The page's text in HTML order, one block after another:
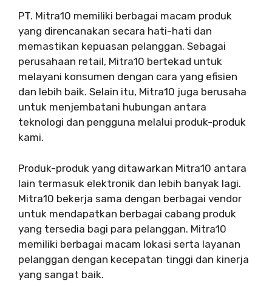
PT. Mitra10 memiliki berbagai macam produk
yang direncanakan secara hati-hati dan
memastikan kepuasan pelanggan. Sebagai
perusahaan retail, Mitra10 bertekad untuk
melayani konsumen dengan cara yang efisien
dan lebih baik. Selain itu, Mitra10 juga berusaha
untuk menjembatani hubungan antara
teknologi dan pengguna melalui produk-produk
kami.
Produk-produk yang ditawarkan Mitra10 antara
lain termasuk elektronik dan lebih banyak lagi.
Mitra10 bekerja sama dengan berbagai vendor
untuk mendapatkan berbagai cabang produk
yang tersedia bagi para pelanggan. Mitra10
memiliki berbagai macam lokasi serta layanan
pelanggan dengan kecepatan tinggi dan kinerja
yang sangat baik.